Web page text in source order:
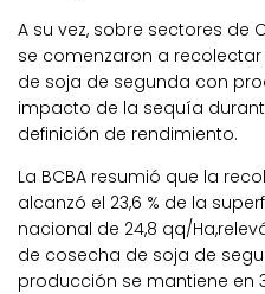
A su vez, sobre sectores de
se comenzaron a
de soja de segunda con
impacto de la sequía
definición de rendimiento.
La BCBA resumió que la
alcanzó el 23,6 % de la
nacional de 24,8 qq/
de cosecha de soja de
producción se mantiene en